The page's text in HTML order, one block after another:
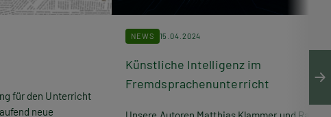
für den Unterricht
neue
NEWS 15.04.2024
Künstliche Intelligenz im
Fremdsprachenunterricht